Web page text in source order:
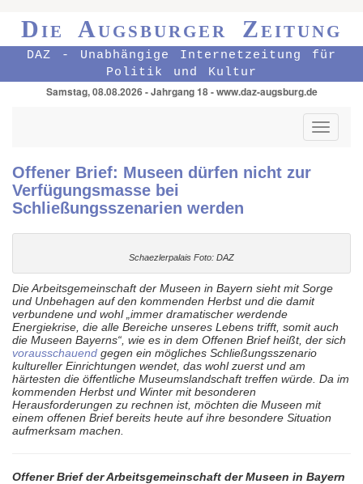
Die Augsburger Zeitung
DAZ - Unabhängige Internetzeitung für
Politik und Kultur
Samstag, 08.08.2026 - Jahrgang 18 - www.daz-augsburg.de
Toggle
Offener Brief: Museen dürfen nicht zur
Verfügungsmasse bei
Schließungsszenarien werden
Schaezlerpalais Foto: DAZ
Die Arbeitsgemeinschaft der Museen in Bayern sieht mit Sorge
und Unbehagen auf den kommenden Herbst und die damit
verbundene und wohl „immer dramatischer werdende
Energiekrise, die alle Bereiche unseres Lebens trifft, somit auch
die Museen Bayerns“, wie es in dem Offenen Brief heißt, der sich
vorausschauend gegen ein mögliches Schließungsszenario
kultureller Einrichtungen wendet, das wohl zuerst und am
härtesten die öffentliche Museumslandschaft treffen würde. Da im
kommenden Herbst und Winter mit besonderen
Herausforderungen zu rechnen ist, möchten die Museen mit
einem offenen Brief bereits heute auf ihre besondere Situation
aufmerksam machen.
Offener Brief der Arbeitsgemeinschaft der Museen in Bayern